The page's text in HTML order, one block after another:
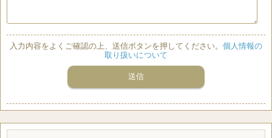
入力内容をよくご確認の上、送信ボタンを押してください。 個人情報の
取り扱いについて